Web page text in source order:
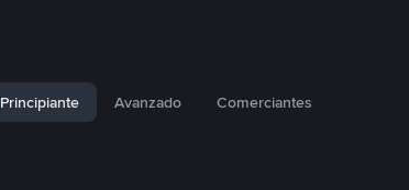
Principiante Avanzado Comerciantes